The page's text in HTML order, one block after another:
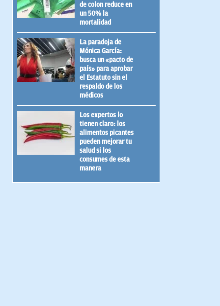
de colon reduce en
un 50% la
mortalidad
La paradoja de
Mónica García:
busca un «pacto de
país» para aprobar
el Estatuto sin el
respaldo de los
médicos
Los expertos lo
tienen claro: los
alimentos picantes
pueden mejorar tu
salud si los
consumes de esta
manera